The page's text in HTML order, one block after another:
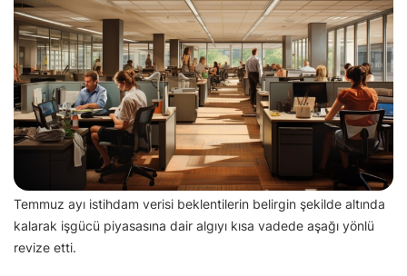
Temmuz ayı istihdam verisi beklentilerin belirgin şekilde altında
kalarak işgücü piyasasına dair algıyı kısa vadede aşağı yönlü
revize etti.